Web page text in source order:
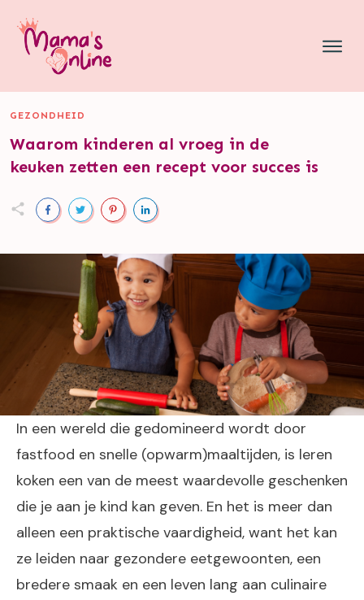
GEZONDHEID
Waarom kinderen al vroeg in de
keuken zetten een recept voor succes is
In een wereld die gedomineerd wordt door
fastfood en snelle (opwarm)maaltijden, is leren
koken een van de meest waardevolle geschenken
die je aan je kind kan geven. En het is meer dan
alleen een praktische vaardigheid, want het kan
ze leiden naar gezondere eetgewoonten, een
bredere smaak en een leven lang aan culinaire